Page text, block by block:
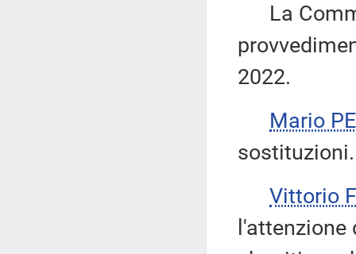
La
2022.
Mario
sostituzioni.
Vittorio